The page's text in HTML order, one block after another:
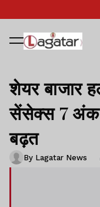
शेयर बाजार
सेंसेक्स 7 अंक
बढ़त
By Lagatar News